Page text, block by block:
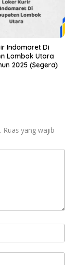
Indomaret Di
Lombok Utara
2025 (Segera)
Ruas yang wajib